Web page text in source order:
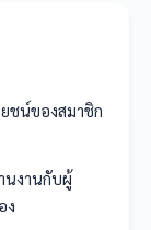
ชน์ของสมาชิก
นงานกับผู้
ง